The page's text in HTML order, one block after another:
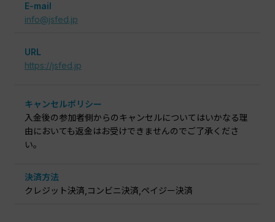
E-mail
info@jsfed.jp
URL
https://jsfed.jp
キャンセルポリシー
入金後の参加者側からのキャンセルについてはいかなる理
由においても返金はお受けできませんのでご了承くださ
い。
決済方法
クレジット決済,コンビニ決済,ペイジー決済